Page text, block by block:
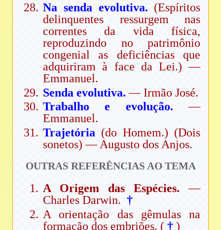
Na senda evolutiva. (Espíritos
delinquentes ressurgem nas
correntes da vida física,
reproduzindo no patrimônio
congenial as deficiências que
adquiriram à face da Lei.) —
Emmanuel.
Senda evolutiva. — Irmão José.
Trabalho e evolução. —
Emmanuel.
Trajetória (do Homem.) (Dois
sonetos) — Augusto dos Anjos.
OUTRAS REFERÊNCIAS AO TEMA
A Origem das Espécies. —
Charles Darwin. †
A orientação das gêmulas na
formação dos embriões. († )